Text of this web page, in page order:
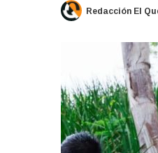
Redacción El